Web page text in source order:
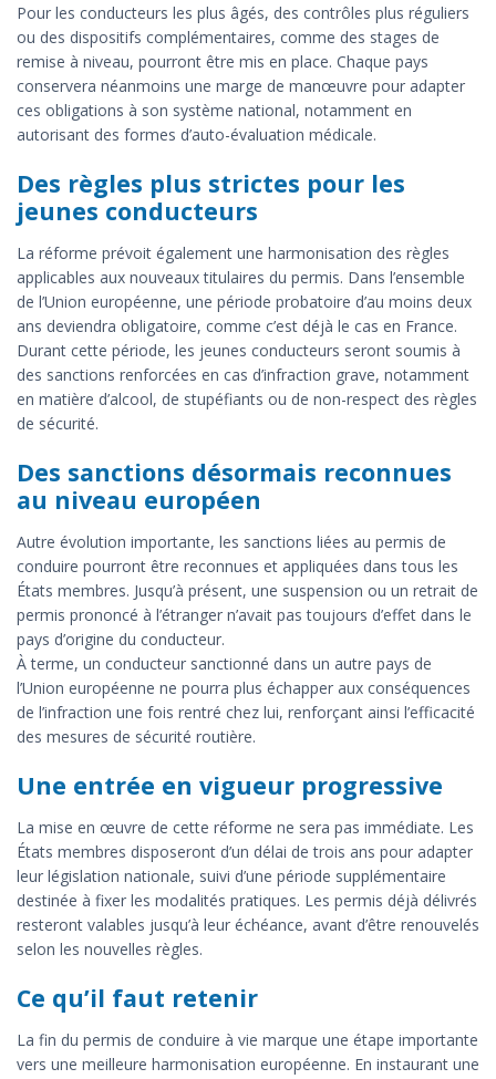
Pour les conducteurs les plus âgés, des contrôles plus réguliers
ou des dispositifs complémentaires, comme des stages de
remise à niveau, pourront être mis en place. Chaque pays
conservera néanmoins une marge de manœuvre pour adapter
ces obligations à son système national, notamment en
autorisant des formes d’auto-évaluation médicale.
Des règles plus strictes pour les
jeunes conducteurs
La réforme prévoit également une harmonisation des règles
applicables aux nouveaux titulaires du permis. Dans l’ensemble
de l’Union européenne, une période probatoire d’au moins deux
ans deviendra obligatoire, comme c’est déjà le cas en France.
Durant cette période, les jeunes conducteurs seront soumis à
des sanctions renforcées en cas d’infraction grave, notamment
en matière d’alcool, de stupéfiants ou de non-respect des règles
de sécurité.
Des sanctions désormais reconnues
au niveau européen
Autre évolution importante, les sanctions liées au permis de
conduire pourront être reconnues et appliquées dans tous les
États membres. Jusqu’à présent, une suspension ou un retrait de
permis prononcé à l’étranger n’avait pas toujours d’effet dans le
pays d’origine du conducteur.
À terme, un conducteur sanctionné dans un autre pays de
l’Union européenne ne pourra plus échapper aux conséquences
de l’infraction une fois rentré chez lui, renforçant ainsi l’efficacité
des mesures de sécurité routière.
Une entrée en vigueur progressive
La mise en œuvre de cette réforme ne sera pas immédiate. Les
États membres disposeront d’un délai de trois ans pour adapter
leur législation nationale, suivi d’une période supplémentaire
destinée à fixer les modalités pratiques. Les permis déjà délivrés
resteront valables jusqu’à leur échéance, avant d’être renouvelés
selon les nouvelles règles.
Ce qu’il faut retenir
La fin du permis de conduire à vie marque une étape importante
vers une meilleure harmonisation européenne. En instaurant une